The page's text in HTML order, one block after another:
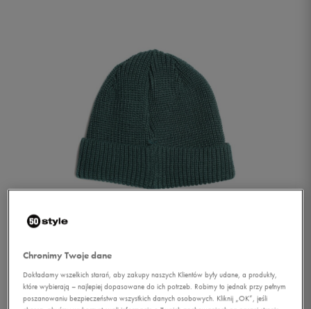
O'NEILL CZAPKA AC
Chronimy Twoje dane
Dokładamy wszelkich starań, aby zakupy naszych Klientów były udane, a produkty,
które wybierają – najlepiej dopasowane do ich potrzeb. Robimy to jednak przy pełnym
poszanowaniu bezpieczeństwa wszystkich danych osobowych. Kliknij „OK”, jeśli